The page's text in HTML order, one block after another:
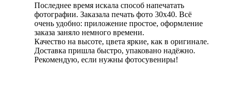
Последнее время искала способ напечатать
фотографии. Заказала печать фото 30х40. Всё
очень удобно: приложение простое, оформление
заказа заняло немного времени.
Качество на высоте, цвета яркие, как в оригинале.
Доставка пришла быстро, упаковано надёжно.
Рекомендую, если нужны фотосувениры!